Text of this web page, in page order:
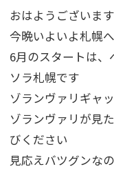
おはようございます
今晩いよいよ札幌
6月のスタートは
ソラ札幌です
ゾランヴァリギャ
ゾランヴァリが見
びください
見応えバツグンな